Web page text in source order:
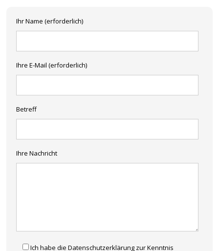
Ihr Name (erforderlich)
Ihre E-Mail (erforderlich)
Betreff
Ihre Nachricht
Ich habe die Datenschutzerklärung zur Kenntnis